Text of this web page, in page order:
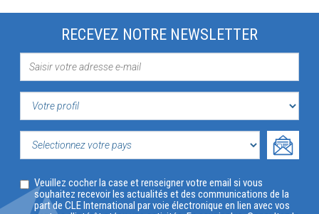
RECEVEZ NOTRE NEWSLETTER
VOTRE
PROFIL
VOTRE
Veuillez cocher la case et renseigner votre email si vous
souhaitez recevoir les actualités et des communications de la
part de CLE International par voie électronique en lien avec vos